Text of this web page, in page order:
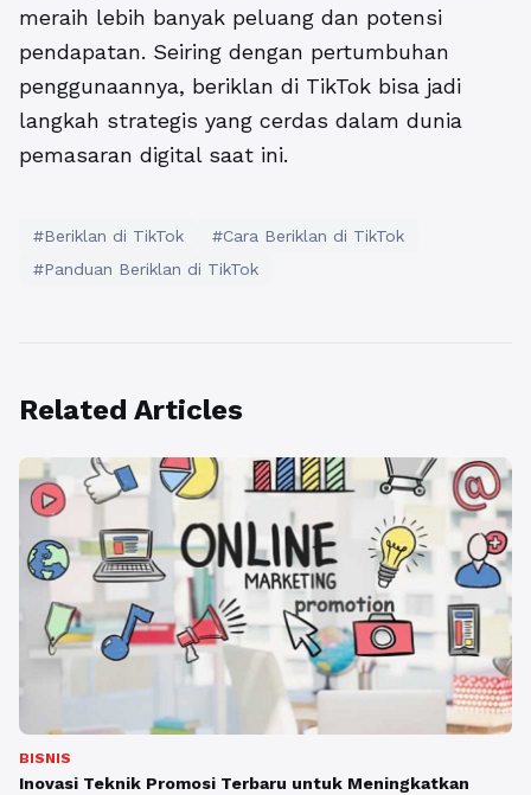
meraih lebih banyak peluang dan potensi
pendapatan. Seiring dengan pertumbuhan
penggunaannya, beriklan di TikTok bisa jadi
langkah strategis yang cerdas dalam dunia
pemasaran digital saat ini.
#Beriklan di TikTok
#Cara Beriklan di TikTok
#Panduan Beriklan di TikTok
Related Articles
BISNIS
Inovasi Teknik Promosi Terbaru untuk Meningkatkan